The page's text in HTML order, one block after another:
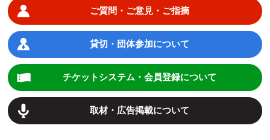
ご質問・ご意見・ご指摘
貸切・団体参加について
チケットシステム・会員登録について
取材・広告掲載について